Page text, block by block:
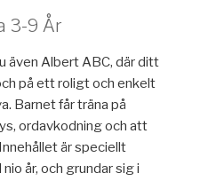
3-9 År
även Albert ABC, där ditt
på ett roligt och enkelt
Barnet får träna på
ordavkodning och att
är speciellt
år, och grundar sig i